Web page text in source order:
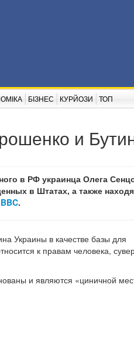
БІЗНЕС КУРЙОЗИ ТОП
и
в РФ украинца Олега
в Штатах, а также
BBC.
Украины в качестве базы для
к правам человека,
и являются «циничной